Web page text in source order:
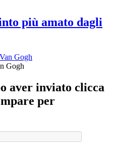
più amato dagli
Gogh
aver inviato clicca
per